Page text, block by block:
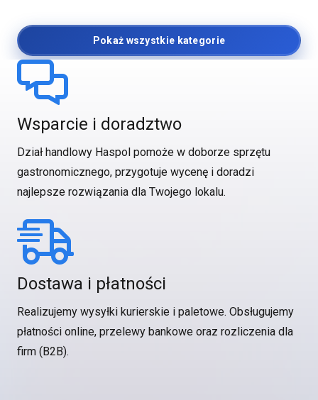
Pokaż wszystkie kategorie
Wsparcie i doradztwo
Dział handlowy Haspol pomoże w doborze sprzętu
gastronomicznego, przygotuje wycenę i doradzi
najlepsze rozwiązania dla Twojego lokalu.
Dostawa i płatności
Realizujemy wysyłki kurierskie i paletowe. Obsługujemy
płatności online, przelewy bankowe oraz rozliczenia dla
firm (B2B).